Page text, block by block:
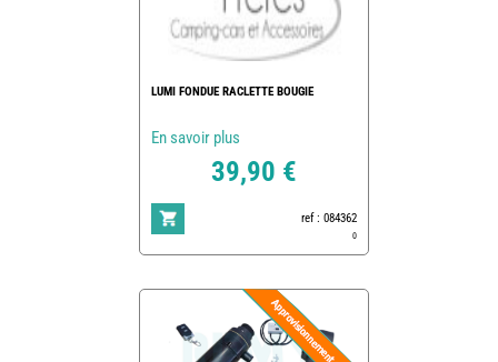
LUMI FONDUE RACLETTE BOUGIE
En savoir plus
39,90 €
ref : 084362
0